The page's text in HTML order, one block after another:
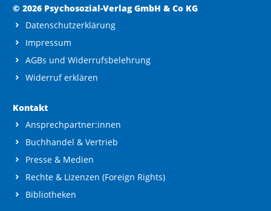
© 2026 Psychosozial-Verlag GmbH & Co KG
Datenschutzerklärung
Impressum
AGBs und Widerrufsbelehrung
Widerruf erklären
Kontakt
Ansprechpartner:innen
Buchhandel & Vertrieb
Presse & Medien
Rechte & Lizenzen (Foreign Rights)
Bibliotheken